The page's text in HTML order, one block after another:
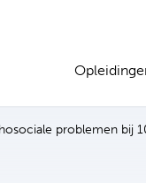
problemen bij